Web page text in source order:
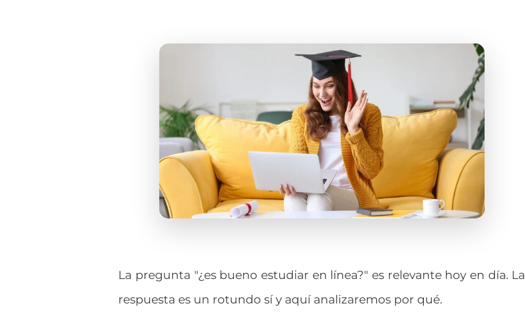
La pregunta "¿es bueno estudiar en línea?" es relevante hoy en día. La
respuesta es un rotundo sí y aquí analizaremos por qué.